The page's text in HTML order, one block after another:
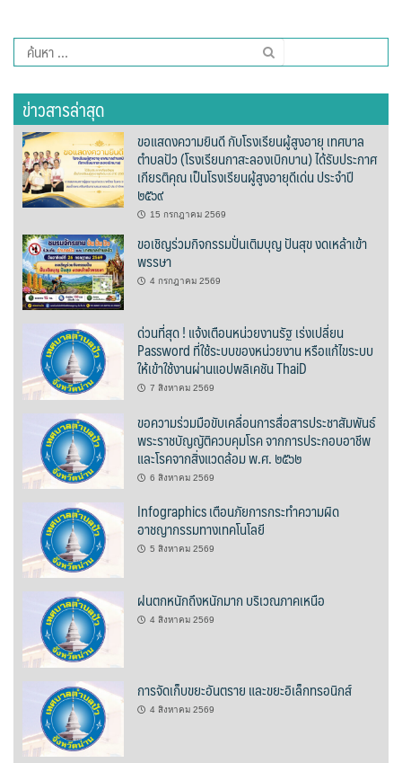
Longchim cafe
Nahn coffee กาแฟน่าน
Omean Cafe & pizza
Shanti Café
Slow na café
TUN Café
กาแฟขวัญปวินท์
กาแฟดอยขุนน่าน
ชมตะวัน
ชาคูมะ สาขาหน้าโรงเรียนปัว
ติ้งลิ้งคาเฟ่
นานาคาเฟ่
บิ๊กเบลล์เบเกอรี่
ผามกาแฟ By นาเขาเราน่าน
วินด์มิลล์ คาเฟ่
หวานละมุนคาเฟ่
ฮ่อมดอยคอฟฟี่ @ ปัว
ค้นหา
สำหรับ:
ข่าวสารล่าสุด
ขอแสดงความยินดี กับโรงเรียนผู้สูงอายุ เทศบาล
ตำบลปัว (โรงเรียนกาสะลองเบิกบาน) ได้รับประกาศ
เกียรติคุณ เป็นโรงเรียนผู้สูงอายุดีเด่น ประจำปี
๒๕๖๙
15 กรกฎาคม 2569
ขอเชิญร่วมกิจกรรมปั่นเติมบุญ ปันสุข งดเหล้าเข้า
พรรษา
4 กรกฎาคม 2569
ด่วนที่สุด ! แจ้งเตือนหน่วยงานรัฐ เร่งเปลี่ยน
Password ที่ใช้ระบบของหน่วยงาน หรือแก้ไขระบบ
ให้เข้าใช้งานผ่านแอปพลิเคชัน ThaiD
7 สิงหาคม 2569
ขอความร่วมมือขับเคลื่อนการสื่อสารประชาสัมพันธ์
พระราชบัญญัติควบคุมโรค จากการประกอบอาชีพ
และโรคจากสิ่งแวดล้อม พ.ศ. ๒๕๖๒
6 สิงหาคม 2569
Infographics เตือนภัยการกระทำความผิด
อาชญากรรมทางเทคโนโลยี
5 สิงหาคม 2569
ฝนตกหนักถึงหนักมาก บริเวณภาคเหนือ
4 สิงหาคม 2569
การจัดเก็บขยะอันตราย และขยะอิเล็กทรอนิกส์
4 สิงหาคม 2569